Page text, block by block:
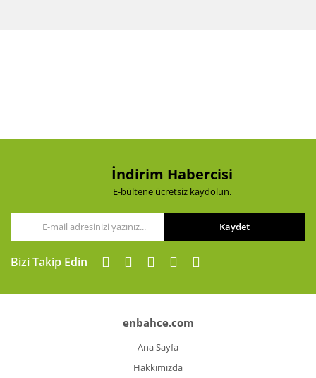
Ürün fiyatı diğer sitelerden daha pahalı.
Gönder
İndirim Habercisi
E-bültene ücretsiz kaydolun.
Kaydet
Bizi Takip Edin
enbahce.com
Ana Sayfa
Hakkımızda